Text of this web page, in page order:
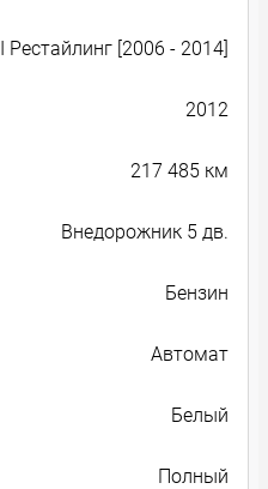
I Рестайлинг [2006 - 2014]
2012
217 485 км
Внедорожник 5 дв.
Бензин
Автомат
Белый
Полный